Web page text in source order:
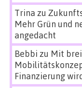
Trina zu
Mehr Grün und
angedacht
Bebbi zu Mit
Finanzierung